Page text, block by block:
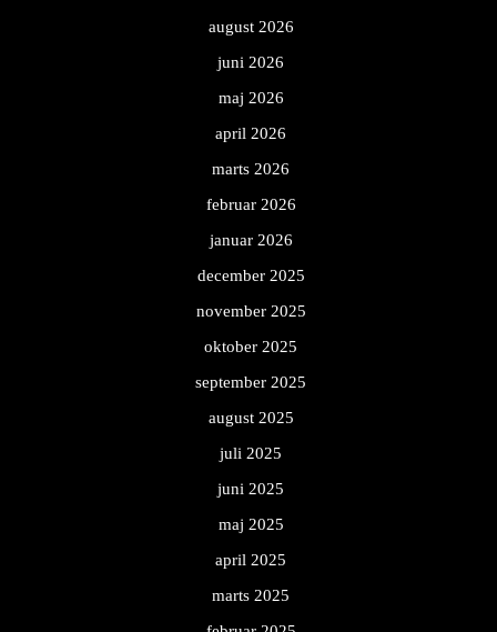
august 2026
juni 2026
maj 2026
april 2026
marts 2026
februar 2026
januar 2026
december 2025
november 2025
oktober 2025
september 2025
august 2025
juli 2025
juni 2025
maj 2025
april 2025
marts 2025